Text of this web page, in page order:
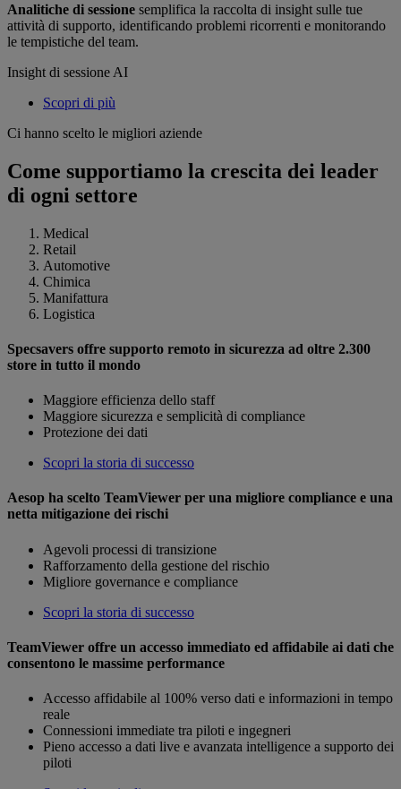
Analitiche di sessione semplifica la raccolta di insight sulle tue
attività di supporto, identificando problemi ricorrenti e monitorando
le tempistiche del team.
Insight di sessione AI
Scopri di più
Ci hanno scelto le migliori aziende
Come supportiamo la crescita dei leader
di ogni settore
Medical
Retail
Automotive
Chimica
Manifattura
Logistica
Specsavers offre supporto remoto in sicurezza ad oltre 2.300
store in tutto il mondo
Maggiore efficienza dello staff
Maggiore sicurezza e semplicità di compliance
Protezione dei dati
Scopri la storia di successo
Aesop ha scelto TeamViewer per una migliore compliance e una
netta mitigazione dei rischi
Agevoli processi di transizione
Rafforzamento della gestione del rischio
Migliore governance e compliance
Scopri la storia di successo
TeamViewer offre un accesso immediato ed affidabile ai dati che
consentono le massime performance
Accesso affidabile al 100% verso dati e informazioni in tempo
reale
Connessioni immediate tra piloti e ingegneri
Pieno accesso a dati live e avanzata intelligence a supporto dei
piloti